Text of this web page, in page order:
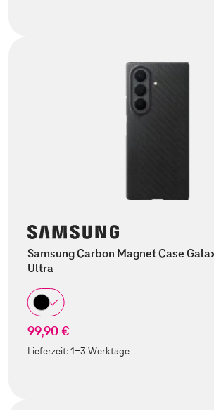
Samsung Carbon Magnet Case
Ultra
99,90 €
Lieferzeit:1-3 Werktage